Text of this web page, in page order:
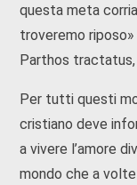
questa meta
troveremo
Parthos tractatus,
Per tutti questi
cristiano deve
a vivere l’amore
mondo che a